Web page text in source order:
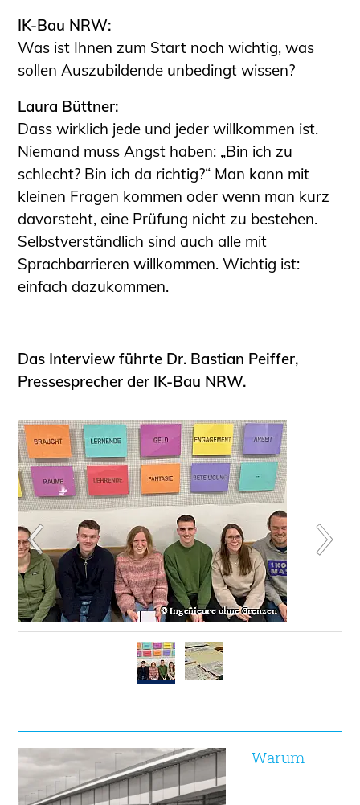
IK-Bau NRW:
Was ist Ihnen zum Start noch wichtig, was
sollen Auszubildende unbedingt wissen?
Laura Büttner:
Dass wirklich jede und jeder willkommen ist.
Niemand muss Angst haben: „Bin ich zu
schlecht? Bin ich da richtig?“ Man kann mit
kleinen Fragen kommen oder wenn man kurz
davorsteht, eine Prüfung nicht zu bestehen.
Selbstverständlich sind auch alle mit
Sprachbarrieren willkommen. Wichtig ist:
einfach dazukommen.
Das Interview führte Dr. Bastian Peiffer,
Pressesprecher der IK-Bau NRW.
Warum